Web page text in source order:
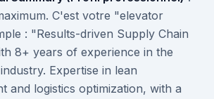
C'est votre "elevator
: "Results-driven Supply Chain
8+ years of experience in the
Expertise in lean
and logistics optimization, with a